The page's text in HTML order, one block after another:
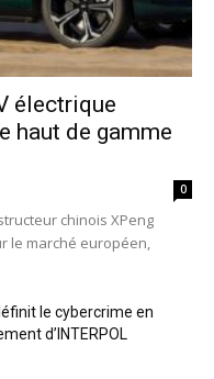
électrique
haut de gamme
0
chinois XPeng
le marché européen,
le cybercrime en
d’INTERPOL